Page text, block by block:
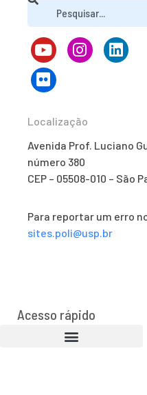
Localização
Avenida Prof. Luciano
número 380
CEP – 05508-010 – São
Para reportar um erro
sites.poli@usp.br
Acesso rápido